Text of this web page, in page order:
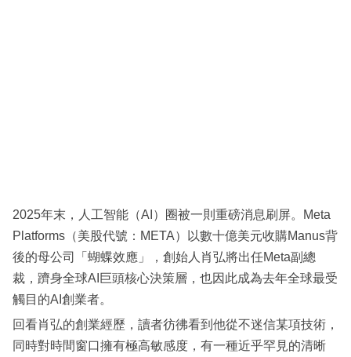
閱
專
區
2025年末，人工智能（AI）圈被一則重磅消息刷屏。Meta
Platforms（美股代號：META）以數十億美元收購Manus背
後的母公司「蝴蝶效應」，創始人肖弘將出任Meta副總
裁，躋身全球AI巨頭核心決策層，也因此成為去年全球最受
觸目的AI創業者。
回看肖弘的創業經歷，讀者彷彿看到他從不迷信某項技術，
同時對時間窗口擁有極高敏感度，有一種近乎罕見的清晰